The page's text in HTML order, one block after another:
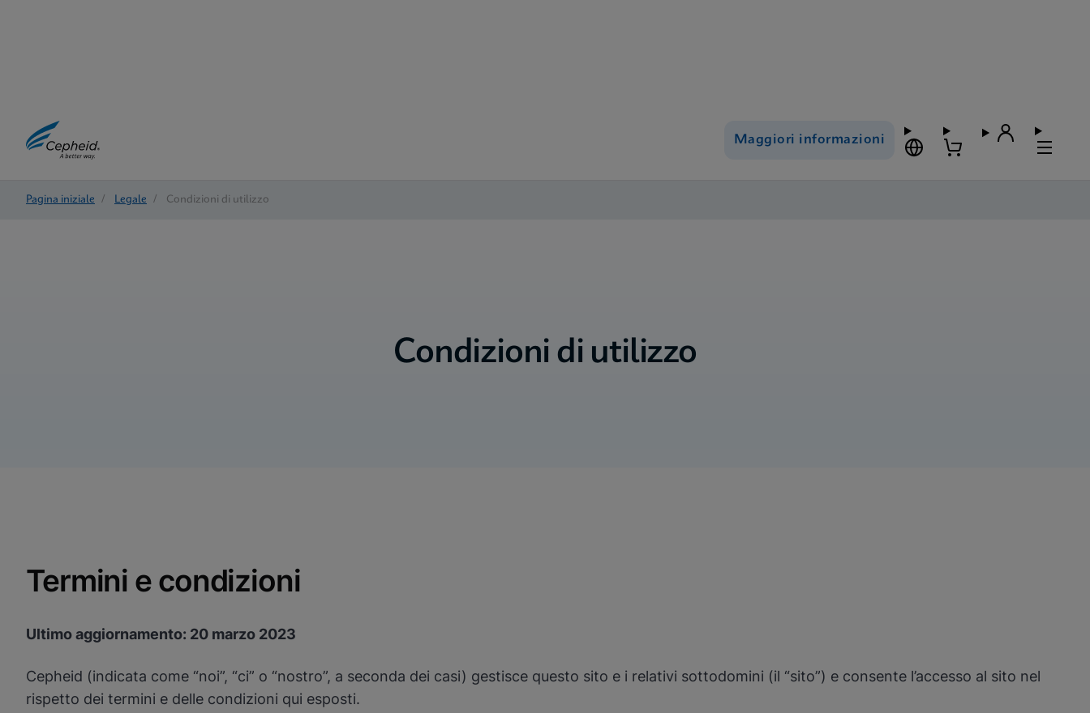
Maggiori informazioni
Pagina iniziale / Legale / Condizioni di utilizzo
Condizioni di utilizzo
Termini e condizioni
Ultimo aggiornamento: 20 marzo 2023
Cepheid (indicata come “noi”, “ci” o “nostro”, a seconda dei casi) gestisce questo sito e i relativi sottodomini (il “sito”) e consente l’accesso al sito nel
rispetto dei termini e delle condizioni qui esposti.